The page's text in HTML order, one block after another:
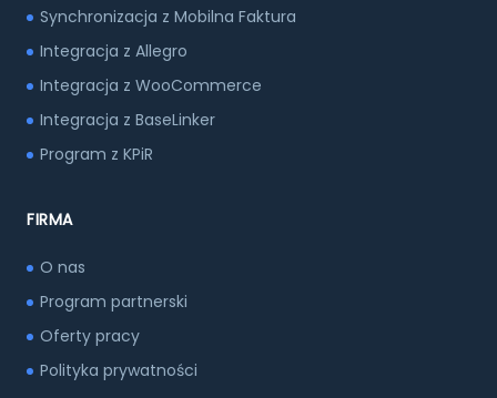
Synchronizacja z Mobilna Faktura
Integracja z Allegro
Integracja z WooCommerce
Integracja z BaseLinker
Program z KPiR
FIRMA
O nas
Program partnerski
Oferty pracy
Polityka prywatności